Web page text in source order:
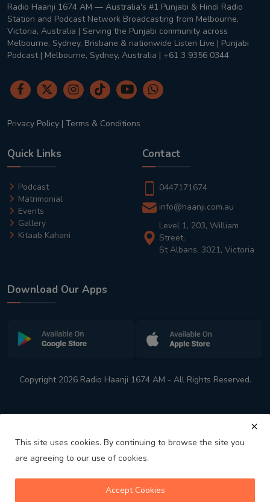
Radio Haanji 1674 AM — Australia's #1 Punjabi & Hindi Radio
Station and Podcast Network Broadcasting from Melbourne,
Victoria, Australia | Serving the Punjabi community across
Melbourne, Sydney, Brisbane & nationwide Listen Live | Punjabi
Podcast | Melbourne, Sydney, Australia | +61 3 9356 0344
Privacy Policy | Terms & Conditions
Quick Links
Podcast
Matrimonial
Events
Gallery
Kitaab Kahani
Contact
0447171674
info@haanji.com.au
Level 1, 203, William
Street,
St Albans, 3021, Victoria
Download Our Apps
Copyright 2026 Radio Haanji 1674 AM - All Rights Reserved.
This site uses cookies. By continuing to browse the site you
are agreeing to our use of cookies.
Accept Cookies
Australia's No. 1 Indian Radio Station